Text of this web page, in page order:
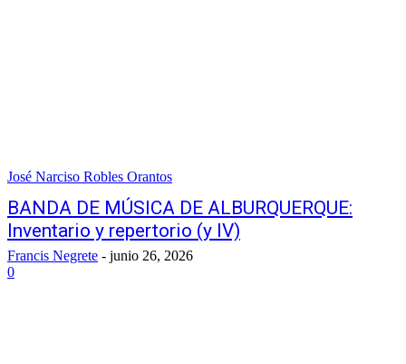
José Narciso Robles Orantos
BANDA DE MÚSICA DE ALBURQUERQUE:
Inventario y repertorio (y IV)
Francis Negrete - junio 26, 2026
0